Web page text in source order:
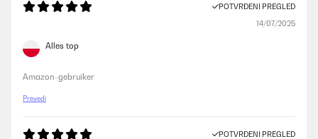
POTVRĐENI PREGLED
14/07/2025
Alles top
Amazon-gebruiker
Prevedi
POTVRĐENI PREGLED